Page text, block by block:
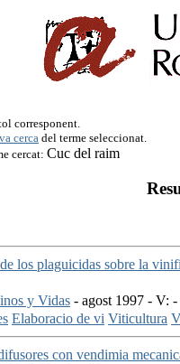
corresponent.
cerca del terme seleccionat.
cercat: Cuc del raim
los plaguicidas sobre la
y Vidas - agost 1997 - V:
Elaboracio de vi Viticultura
con vendimia